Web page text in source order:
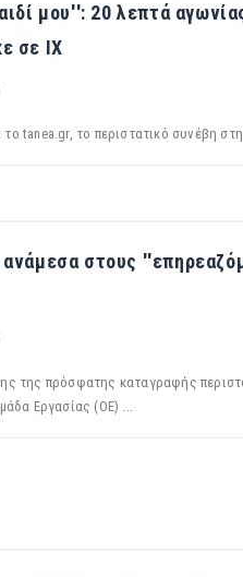
μου'': 20 λεπτά
σε ΙΧ
tanea.gr, το περιστατικό συνέβη
στους
της πρόσφατης καταγραφής
Εργασίας (ΟΕ) ...